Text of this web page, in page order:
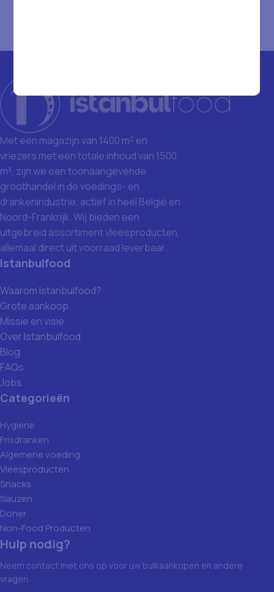
Met een magazijn van 1400 m² en
vriezers met een totale inhoud van 1500
m³, zijn we een toonaangevende
groothandel in de voedings- en
drankenindustrie, actief in heel België en
Noord-Frankrijk. Wij bieden een
uitgebreid assortiment vleesproducten,
allemaal direct uit voorraad leverbaar.
Istanbulfood
Waarom Istanbulfood?
Grote aankoop
Missie en visie
Over Istanbulfood
Blog
FAQs
Jobs
Categorieën
Hygiene
Frisdranken
Algemene voeding
Vleesproducten
Snacks
Sauzen
Doner
Non-Food Producten
Hulp nodig?
Neem contact met ons op voor uw bulkaankopen en andere
vragen.